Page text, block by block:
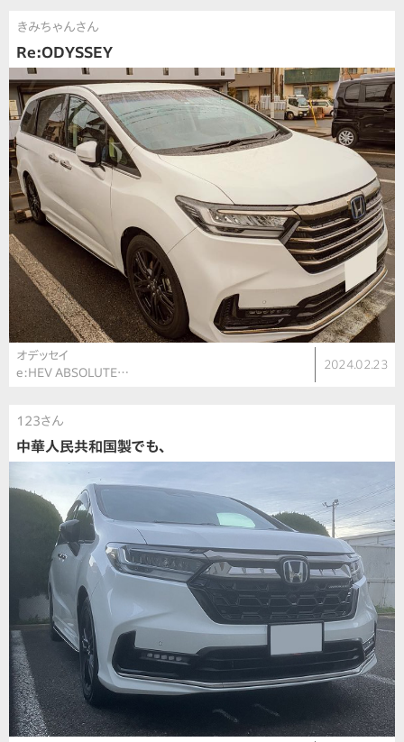
きみちゃんさん
Re:ODYSSEY
オデッセイ
e:HEV ABSOLUTE…
2024.02.23
123さん
中華人民共和国製でも、